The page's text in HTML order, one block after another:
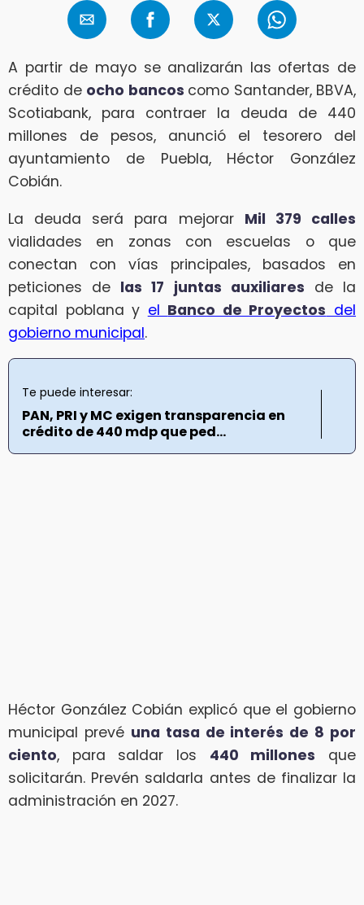
A partir de mayo se analizarán las ofertas de
crédito de ocho bancos como Santander, BBVA,
Scotiabank, para contraer la deuda de 440
millones de pesos, anunció el tesorero del
ayuntamiento de Puebla, Héctor González
Cobián.
La deuda será para mejorar Mil 379 calles
vialidades en zonas con escuelas o que
conectan con vías principales, basados en
peticiones de las 17 juntas auxiliares de la
capital poblana y el Banco de Proyectos del
gobierno municipal.
Te puede interesar:
PAN, PRI y MC exigen transparencia en
crédito de 440 mdp que ped...
Héctor González Cobián explicó que el gobierno
municipal prevé una tasa de interés de 8 por
ciento, para saldar los 440 millones que
solicitarán. Prevén saldarla antes de finalizar la
administración en 2027.